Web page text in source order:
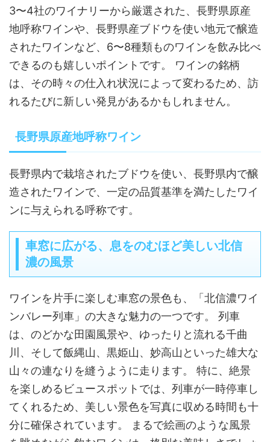
3〜4社のワイナリーから厳選された、長野県原産
地呼称ワインや、長野県産ブドウを使い地元で醸造
されたワインなど、6〜8種類ものワインを飲み比べ
できるのも嬉しいポイントです。 ワインの銘柄
は、その時々の仕入れ状況によって変わるため、訪
れるたびに新しい発見があるかもしれません。
長野県原産地呼称ワイン
長野県内で栽培されたブドウを使い、長野県内で醸
造されたワインで、一定の品質基準を満たしたワイ
ンに与えられる呼称です。
車窓に広がる、息をのむほど美しい北信
濃の風景
ワインを片手に楽しむ車窓の景色も、「北信濃ワイ
ンバレー列車」の大きな魅力の一つです。 列車
は、のどかな田園風景や、ゆったりと流れる千曲
川、そして飯縄山、黒姫山、妙高山といった雄大な
山々の連なりを縫うように走ります。 特に、絶景
を楽しめるビュースポットでは、列車が一時停車し
てくれるため、美しい景色を写真に収める時間も十
分に確保されています。 まるで絵画のような風景